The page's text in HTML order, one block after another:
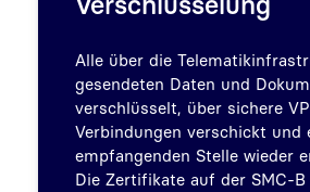
Alle über die
gesendeten Daten und
verschlüsselt, über sichere
Verbindungen verschickt und
empfangenden Stelle wieder
Die Zertifikate auf der SMC-B